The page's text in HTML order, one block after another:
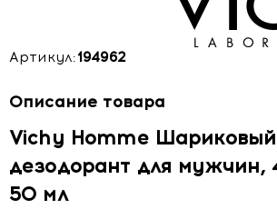
Артикул:194962
Описание товара
Vichy Homme Шариковый
дезодорант для мужчин,
50 мл